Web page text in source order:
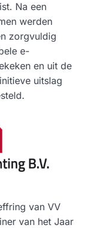
Na een
werden
zorgvuldig
e-
en uit de
uitslag
van VV
van het Jaar